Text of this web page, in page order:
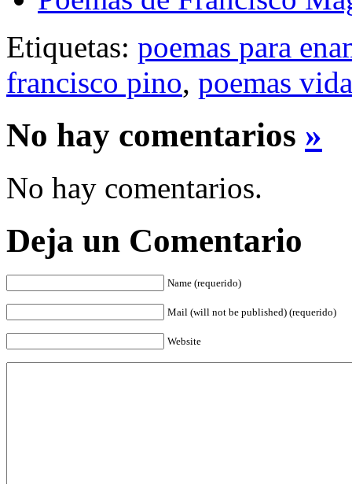
Etiquetas: poemas para
francisco pino, poemas
No hay comentarios »
No hay comentarios.
Deja un Comentario
Name (requerido)
Mail (will not be published) (requerido)
Website